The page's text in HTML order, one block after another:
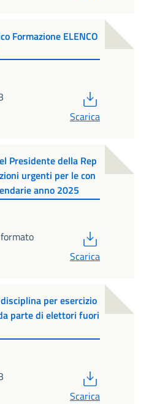
Formazione ELENCO
Scarica
Presidente della Rep
urgenti per le con
anno 2025
Scarica
per esercizio
parte di elettori fuori
Scarica